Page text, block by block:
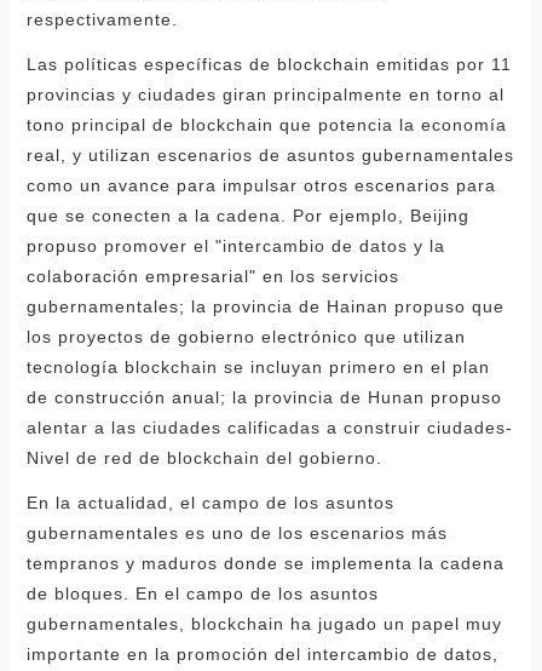
respectivamente.
Las políticas específicas de blockchain emitidas por 11
provincias y ciudades giran principalmente en torno al
tono principal de blockchain que potencia la economía
real, y utilizan escenarios de asuntos gubernamentales
como un avance para impulsar otros escenarios para
que se conecten a la cadena. Por ejemplo, Beijing
propuso promover el "intercambio de datos y la
colaboración empresarial" en los servicios
gubernamentales; la provincia de Hainan propuso que
los proyectos de gobierno electrónico que utilizan
tecnología blockchain se incluyan primero en el plan
de construcción anual; la provincia de Hunan propuso
alentar a las ciudades calificadas a construir ciudades-
Nivel de red de blockchain del gobierno.
En la actualidad, el campo de los asuntos
gubernamentales es uno de los escenarios más
tempranos y maduros donde se implementa la cadena
de bloques. En el campo de los asuntos
gubernamentales, blockchain ha jugado un papel muy
importante en la promoción del intercambio de datos,